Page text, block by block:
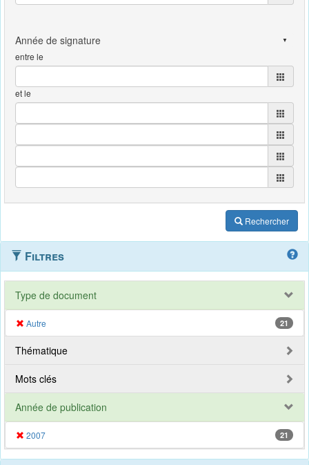
entre le
et le
Rechercher
Filtres
Type de document
Autre 21
Thématique
Mots clés
Année de publication
2007 21